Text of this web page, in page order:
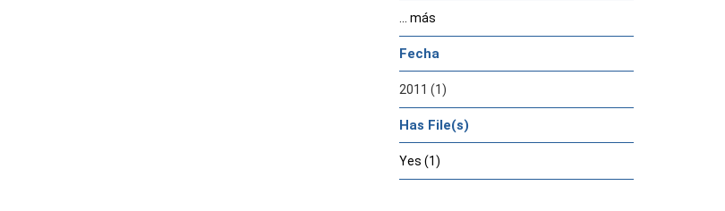
... más
Fecha
2011 (1)
Has File(s)
Yes (1)